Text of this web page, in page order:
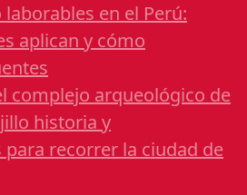
en el Perú:
aplican y cómo
complejo arqueológico de
historia y
recorrer la ciudad de